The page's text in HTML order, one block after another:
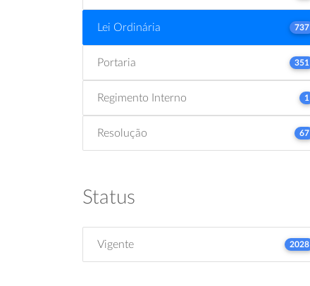
Lei Ordinária 737
Portaria 351
Regimento Interno 1
Resolução 67
Status
Vigente 2028